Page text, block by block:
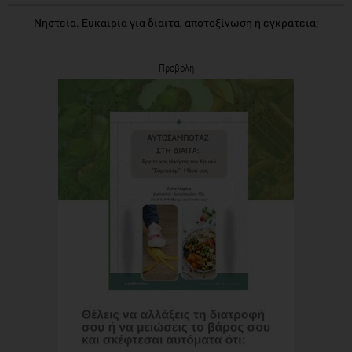
Νηστεία. Ευκαιρία για δίαιτα, αποτοξίνωση ή εγκράτεια;
Προβολή